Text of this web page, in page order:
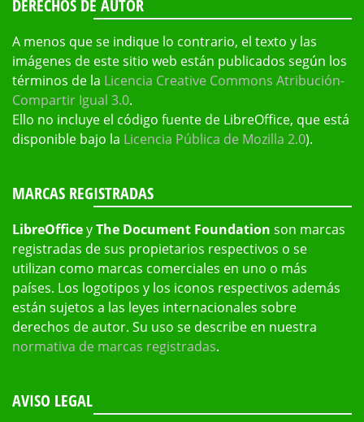
DERECHOS DE AUTOR
A menos que se indique lo contrario, el texto y las
imágenes de este sitio web están publicados según los
términos de la Licencia Creative Commons Atribución-
Compartir Igual 3.0.
Ello no incluye el código fuente de LibreOffice, que está
disponible bajo la Licencia Pública de Mozilla 2.0).
MARCAS REGISTRADAS
LibreOfficeyThe Document Foundation son marcas
registradas de sus propietarios respectivos o se
utilizan como marcas comerciales en uno o más
países. Los logotipos y los iconos respectivos además
están sujetos a las leyes internacionales sobre
derechos de autor. Su uso se describe en nuestra
normativa de marcas registradas.
AVISO LEGAL